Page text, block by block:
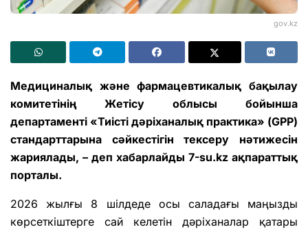
gov.kz
Медициналық және фармацевтикалық бақылау
комитетінің Жетісу облысы бойынша
департаменті «Тиісті дәріханалық практика» (GPP)
стандарттарына сәйкестігін тексеру нәтижесін
жариялады, – деп хабарлайды 7-su.kz ақпараттық
порталы.
2026 жылғы 8 шілдеде осы саладағы маңызды
көрсеткіштерге сай келетін дәріханалар қатары